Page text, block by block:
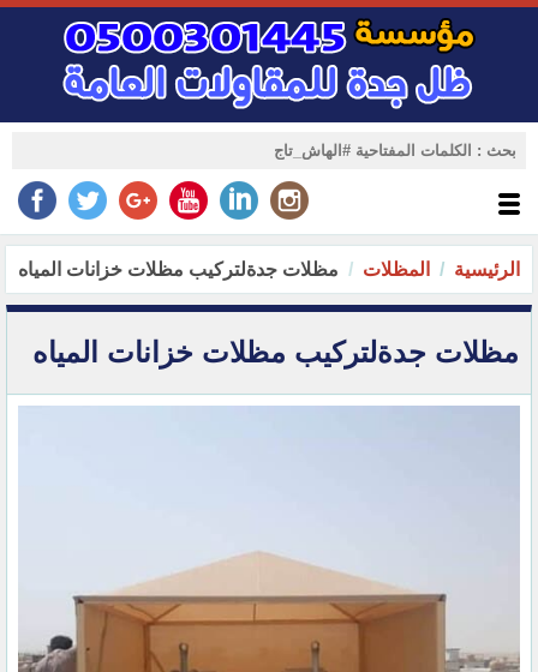
الرئيسية المظلات مظلات جدةلتركيب مظلات خزانات المياه
مظلات جدةلتركيب مظلات خزانات المياه